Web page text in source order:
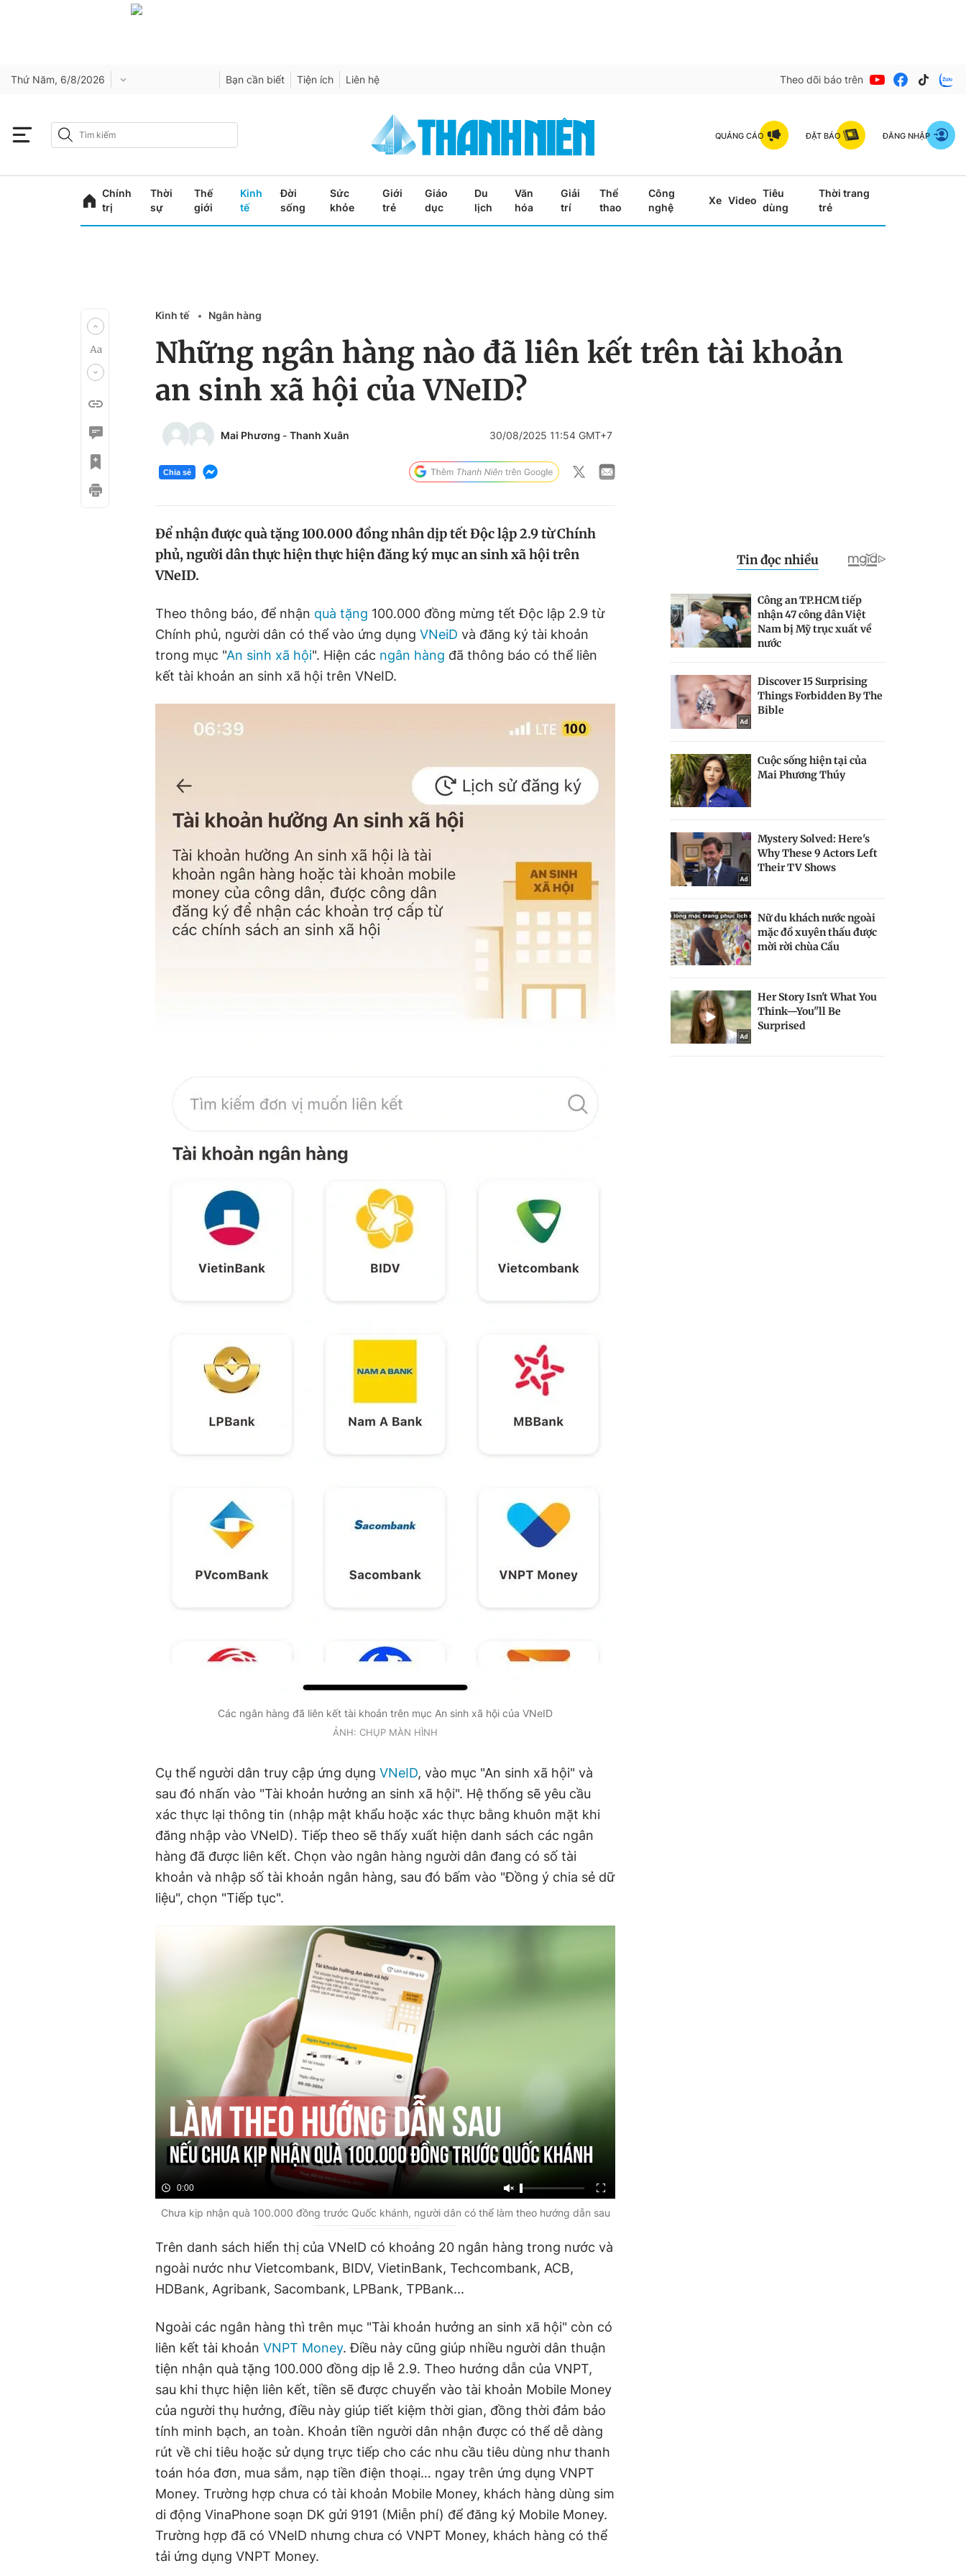
Thứ Năm, 6/8/2026 Bạn cần biết Tiện ích Liên hệ Theo dõi báo trên
QUẢNG CÁO ĐẶT BÁO ĐĂNG NHẬP
Chính
trị
Thời
sự
Thế
giới
Kinh
tế
Đời
sống
Sức
khỏe
Giới
trẻ
Giáo
dục
Du
lịch
Văn
hóa
Giải
trí
Thể
thao
Công
nghệ
Xe Video
Tiêu
dùng
Thời trang
trẻ
Kinh tế Ngân hàng
Những ngân hàng nào đã liên kết trên tài khoản
an sinh xã hội của VNeID?
Mai Phương - Thanh Xuân 30/08/2025 11:54 GMT+7
Chia sẻ
Để nhận được quà tặng 100.000 đồng nhân dịp tết Độc lập 2.9 từ Chính
phủ, người dân thực hiện thực hiện đăng ký mục an sinh xã hội trên
VNeID.
Theo thông báo, để nhận quà tặng 100.000 đồng mừng tết Độc lập 2.9 từ
Chính phủ, người dân có thể vào ứng dụng VNeiD và đăng ký tài khoản
trong mục "An sinh xã hội". Hiện các ngân hàng đã thông báo có thể liên
kết tài khoản an sinh xã hội trên VNeID.
Các ngân hàng đã liên kết tài khoản trên mục An sinh xã hội của VNeID
ẢNH: CHỤP MÀN HÌNH
Cụ thể người dân truy cập ứng dụng VNeID, vào mục "An sinh xã hội" và
sau đó nhấn vào "Tài khoản hưởng an sinh xã hội". Hệ thống sẽ yêu cầu
xác thực lại thông tin (nhập mật khẩu hoặc xác thực bằng khuôn mặt khi
đăng nhập vào VNeID). Tiếp theo sẽ thấy xuất hiện danh sách các ngân
hàng đã được liên kết. Chọn vào ngân hàng người dân đang có số tài
khoản và nhập số tài khoản ngân hàng, sau đó bấm vào "Đồng ý chia sẻ dữ
liệu", chọn "Tiếp tục".
0:00
Chưa kịp nhận quà 100.000 đồng trước Quốc khánh, người dân có thể làm theo hướng dẫn sau
Trên danh sách hiển thị của VNeID có khoảng 20 ngân hàng trong nước và
ngoài nước như Vietcombank, BIDV, VietinBank, Techcombank, ACB,
HDBank, Agribank, Sacombank, LPBank, TPBank...
Ngoài các ngân hàng thì trên mục "Tài khoản hưởng an sinh xã hội" còn có
liên kết tài khoản VNPT Money. Điều này cũng giúp nhiều người dân thuận
tiện nhận quà tặng 100.000 đồng dịp lễ 2.9. Theo hướng dẫn của VNPT,
sau khi thực hiện liên kết, tiền sẽ được chuyển vào tài khoản Mobile Money
của người thụ hưởng, điều này giúp tiết kiệm thời gian, đồng thời đảm bảo
tính minh bạch, an toàn. Khoản tiền người dân nhận được có thể dễ dàng
rút về chi tiêu hoặc sử dụng trực tiếp cho các nhu cầu tiêu dùng như thanh
toán hóa đơn, mua sắm, nạp tiền điện thoại… ngay trên ứng dụng VNPT
Money. Trường hợp chưa có tài khoản Mobile Money, khách hàng dùng sim
di động VinaPhone soạn DK gửi 9191 (Miễn phí) để đăng ký Mobile Money.
Trường hợp đã có VNeID nhưng chưa có VNPT Money, khách hàng có thể
tải ứng dụng VNPT Money.